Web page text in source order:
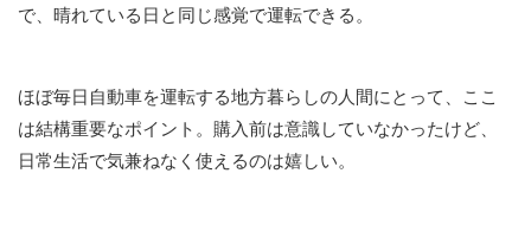
で、晴れている日と同じ感覚で運転できる。
ほぼ毎日自動車を運転する地方暮らしの人間にとって、ここ
は結構重要なポイント。購入前は意識していなかったけど、
日常生活で気兼ねなく使えるのは嬉しい。